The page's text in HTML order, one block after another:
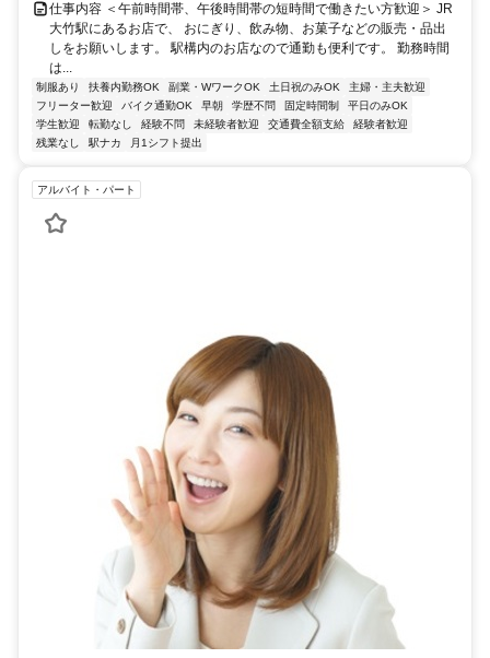
仕事内容 ＜午前時間帯、午後時間帯の短時間で働きたい方歓迎＞ JR
大竹駅にあるお店で、 おにぎり、飲み物、お菓子などの販売・品出
しをお願いします。 駅構内のお店なので通勤も便利です。 勤務時間
は...
制服あり 扶養内勤務OK 副業・WワークOK 土日祝のみOK
主婦・主夫歓迎
フリーター歓迎
バイク通勤OK 早朝 学歴不問 固定時間制
平日のみOK
学生歓迎
転勤なし 経験不問 未経験者歓迎 交通費全額支給
経験者歓迎
残業なし
駅ナカ 月1シフト提出
アルバイト・パート